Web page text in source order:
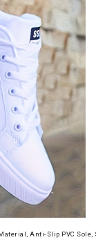
Anti-Slip PVC